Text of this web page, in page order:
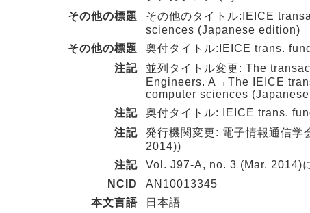
その他の標題
その他のタイトル:IEICE
sciences (Japanese edition)
その他の標題
奥付タイトル:IEICE trans.
注記
並列タイトル変更: The
Engineers. A→The IEICE
computer sciences
注記
奥付タイトル: IEICE trans.
注記
発行機関変更: 電子情報通信
2014))
注記
Vol. J97-A, no. 3 (Mar. 2014)
NCID
AN10013345
本文言語
日本語